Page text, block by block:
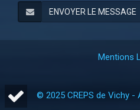
Mentions
© 2025 CREPS de Vichy -